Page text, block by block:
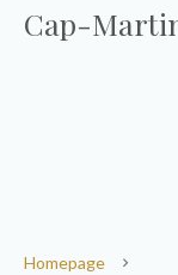
Cap-
Homepage